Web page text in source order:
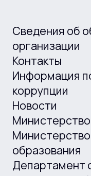
Сведения об
организации
Контакты
Информация
коррупции
Новости
образования
Департамент